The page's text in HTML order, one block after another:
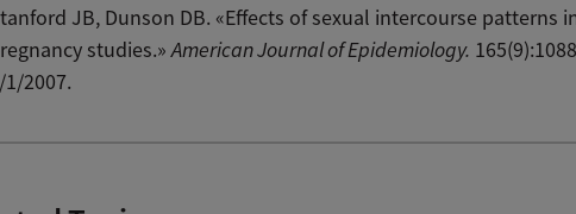
JB, Dunson DB. «Effects of sexual intercourse patterns
studies.»American Journal of Epidemiology.
1/2007.